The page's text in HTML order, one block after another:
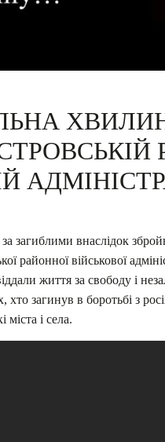
внаслідок
районної військової
життя за свободу і
хто загинув в боротьбі з
міста і села.